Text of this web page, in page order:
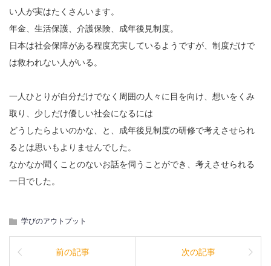
い人が実はたくさんいます。
年金、生活保護、介護保険、成年後見制度。
日本は社会保障がある程度充実しているようですが、制度だけで
は救われない人がいる。
一人ひとりが自分だけでなく周囲の人々に目を向け、想いをくみ
取り、少しだけ優しい社会になるには
どうしたらよいのかな、と、成年後見制度の研修で考えさせられ
るとは思いもよりませんでした。
なかなか聞くことのないお話を伺うことができ、考えさせられる
一日でした。
学びのアウトプット
前の記事 次の記事